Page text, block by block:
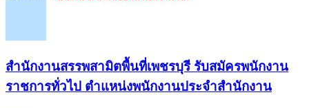
สำนักงานสรรพสามิตพื้นที่เพชรบุรี รับสมัครพนักงาน
ราชการทั่วไป ตำแหน่งพนักงานประจำสำนักงาน